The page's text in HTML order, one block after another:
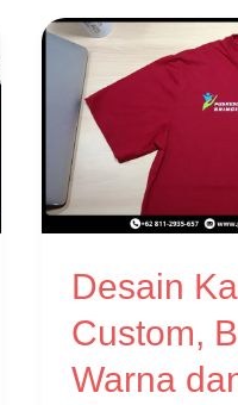
Desain
Custom,
Warna
Desain
Kaos
Event
Custom,
Warna
Tema
Sesuai